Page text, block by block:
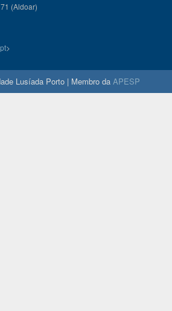
(Aldoar)
>
Lusíada Porto | Membro da APESP